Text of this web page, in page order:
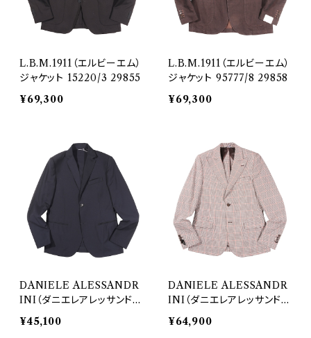
L.B.M.1911（エルビーエム）
ジャケット 15220/3 29855
¥69,300
L.B.M.1911（エルビーエム）
ジャケット 95777/8 29858
¥69,300
DANIELE ALESSANDR
INI（ダニエレアレッサンドリ
ーニ） ジャケット G3458N
29860
¥45,100
DANIELE ALESSANDR
INI（ダニエレアレッサンドリ
ーニ） ジャケット G3446 2
9862
¥64,900